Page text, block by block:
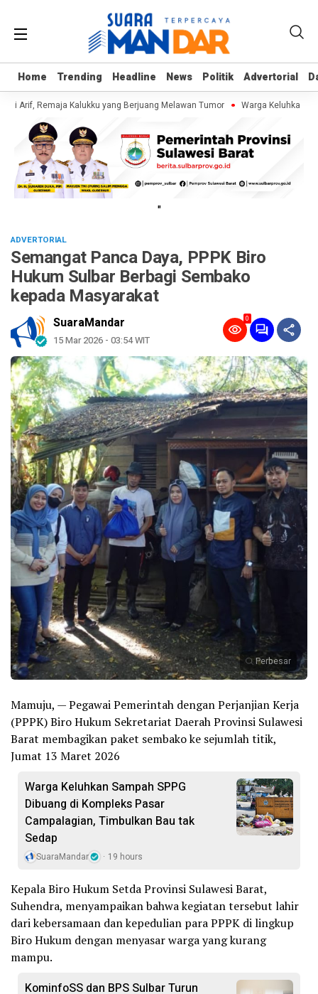
Home Trending Headline News Politik Advertorial
Home Trending Headline News Politik Advertorial
Arif, Remaja Kalukku yang Berjuang Melawan Tumor Warga Keluhkan
"
ADVERTORIAL
Semangat Panca Daya, PPPK Biro
Hukum Sulbar Berbagi Sembako
kepada Masyarakat
SuaraMandar
15 Mar 2026 - 03:54 WIT
0
Perbesar
Mamuju, — Pegawai Pemerintah dengan Perjanjian Kerja
(PPPK) Biro Hukum Sekretariat Daerah Provinsi Sulawesi
Barat membagikan paket sembako ke sejumlah titik,
Jumat 13 Maret 2026
Warga Keluhkan Sampah SPPG
Dibuang di Kompleks Pasar
Campalagian, Timbulkan Bau tak
Sedap
SuaraMandar 19 hours
Kepala Biro Hukum Setda Provinsi Sulawesi Barat,
Suhendra, menyampaikan bahwa kegiatan tersebut lahir
dari kebersamaan dan kepedulian para PPPK di lingkup
Biro Hukum dengan menyasar warga yang kurang
mampu.
KominfoSS dan BPS Sulbar Turun